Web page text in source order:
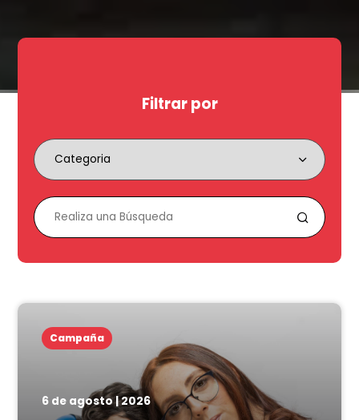
Filtrar por
Campaña
6 de agosto | 2026